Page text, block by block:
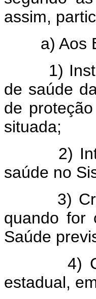
assim,
a) Aos
1)
de saúde
de
situada;
2)
saúde no
3) Criar
quando for
Saúde
4) Criar
estadual,